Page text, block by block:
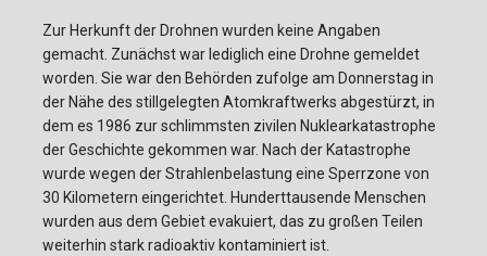
Zur Herkunft der Drohnen wurden keine Angaben
gemacht. Zunächst war lediglich eine Drohne gemeldet
worden. Sie war den Behörden zufolge am Donnerstag in
der Nähe des stillgelegten Atomkraftwerks abgestürzt, in
dem es 1986 zur schlimmsten zivilen Nuklearkatastrophe
der Geschichte gekommen war. Nach der Katastrophe
wurde wegen der Strahlenbelastung eine Sperrzone von
30 Kilometern eingerichtet. Hunderttausende Menschen
wurden aus dem Gebiet evakuiert, das zu großen Teilen
weiterhin stark radioaktiv kontaminiert ist.